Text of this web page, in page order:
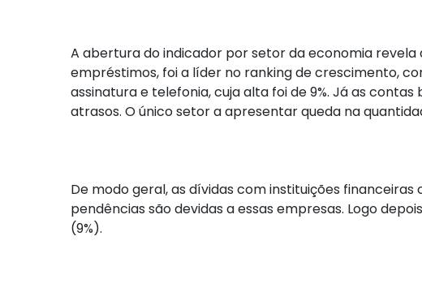
A abertura do indicador por setor da economia
empréstimos, foi a líder no ranking de crescimento,
assinatura e telefonia, cuja alta foi de 9%. Já as
atrasos. O único setor a apresentar queda na
De modo geral, as dívidas com instituições
pendências são devidas a essas empresas. Logo
(9%).